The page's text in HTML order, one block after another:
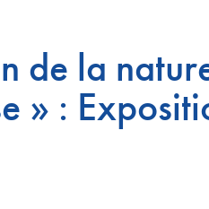
de la
» :